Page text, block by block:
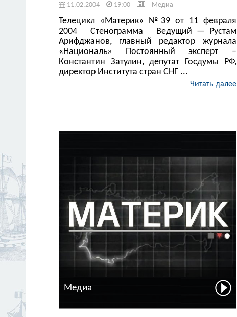
11.02.2004 19:00 Медиа
Телецикл «Материк» №39 от 11 февраля
2004 Стенограмма Ведущий — Рустам
Арифджанов, главный редактор журнала
«Националь» Постоянный эксперт –
Константин Затулин, депутат Госдумы РФ,
директор Института стран СНГ ...
Читать далее
Медиа